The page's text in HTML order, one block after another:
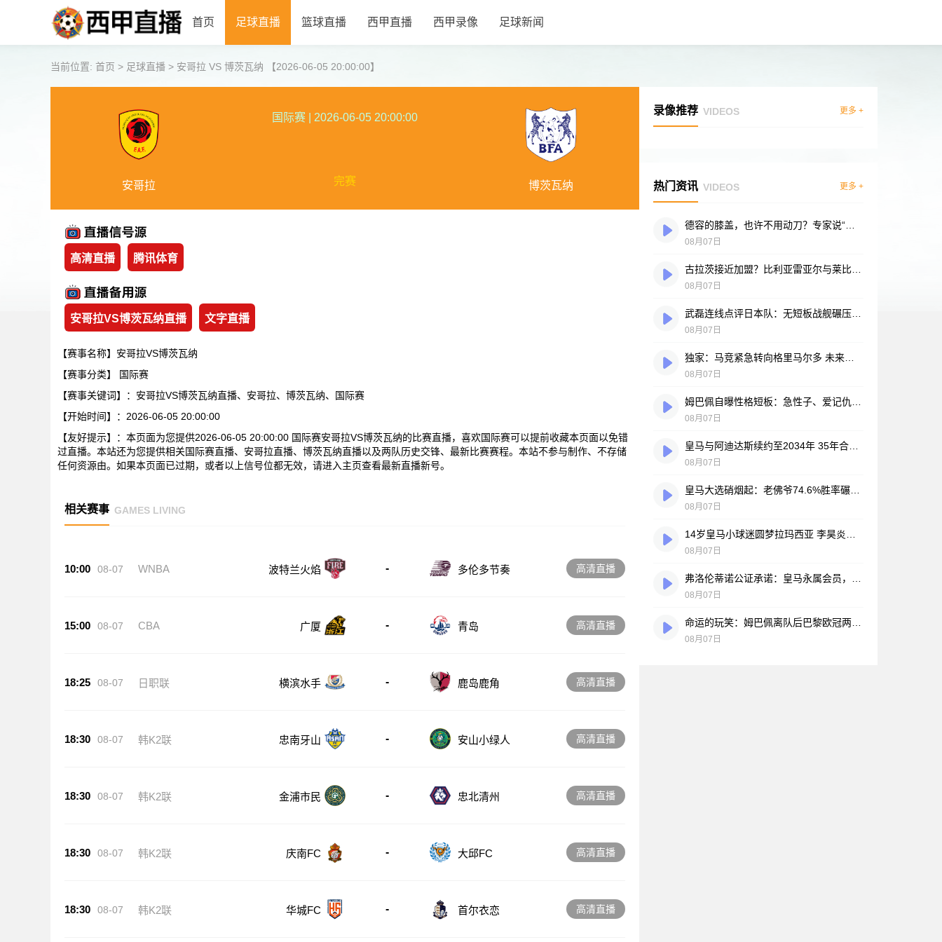
首页 足球直播 篮球直播 西甲直播 西甲录像 足球新闻
当前位置: 首页 > 足球直播 > 安哥拉 VS 博茨瓦纳 【2026-06-05 20:00:00】
安哥拉
国际赛 2026-06-05 20:00:00
完赛 博茨瓦纳
高清直播 腾讯体育
安哥拉VS博茨瓦纳直播 文字直播
【赛事名称】安哥拉VS博茨瓦纳
【赛事分类】
国际赛
【赛事关键词】：安哥拉VS博茨瓦纳直播、安哥拉、博茨瓦纳、国际赛
【开始时间】：2026-06-05 20:00:00
【友好提示】：本页面为您提供2026-06-05 20:00:00 国际赛安哥拉VS博茨瓦纳的比赛直播，喜欢国际赛可以提前收藏本页面以免错
过直播。本站还为您提供相关国际赛直播、安哥拉直播、博茨瓦纳直播以及两队历史交锋、最新比赛赛程。本站不参与制作、不存储
任何资源由。如果本页面已过期，或者以上信号位都无效，请进入主页查看最新直播新号。
相关赛事 GAMES LIVING
10:00 08-07 WNBA 波特兰火焰 - 多伦多节奏 高清直播
15:00 08-07 CBA 广厦 - 青岛 高清直播
18:25 08-07 日职联 横滨水手 - 鹿岛鹿角 高清直播
18:30 08-07 韩K2联 忠南牙山 - 安山小绿人 高清直播
18:30 08-07 韩K2联 金浦市民 - 忠北清州 高清直播
18:30 08-07 韩K2联 庆南FC - 大邱FC 高清直播
18:30 08-07 韩K2联 华城FC - 首尔衣恋 高清直播
录像推荐 VIDEOS 更多 +
热门资讯 VIDEOS 更多 +
08月07日
08月07日
08月07日
08月07日
08月07日
08月07日
08月07日
08月07日
08月07日
08月07日